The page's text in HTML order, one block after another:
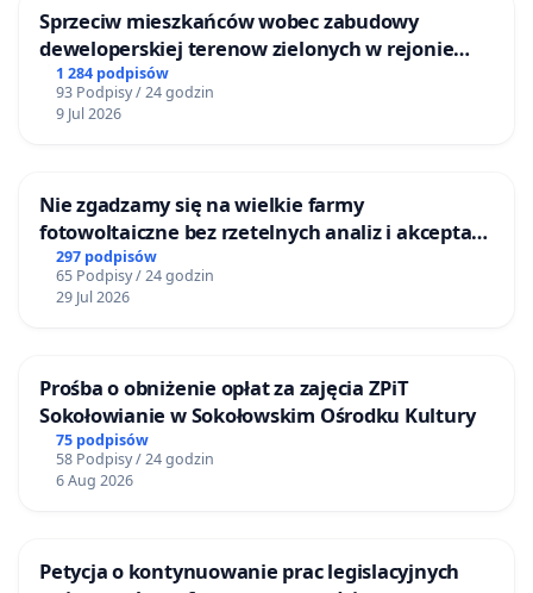
Sprzeciw mieszkańców wobec zabudowy
deweloperskiej terenow zielonych w rejonie
Bulwarów Straceńskich w Bielsku-Białej
1 284 podpisów
93 Podpisy / 24 godzin
9 Jul 2026
Nie zgadzamy się na wielkie farmy
fotowoltaiczne bez rzetelnych analiz i akceptacji
mieszkańców
297 podpisów
65 Podpisy / 24 godzin
29 Jul 2026
Prośba o obniżenie opłat za zajęcia ZPiT
Sokołowianie w Sokołowskim Ośrodku Kultury
75 podpisów
58 Podpisy / 24 godzin
6 Aug 2026
Petycja o kontynuowanie prac legislacyjnych